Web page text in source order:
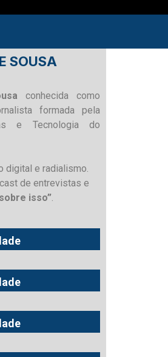
SOUSA
conhecida como
formada pela
e Tecnologia do
digital e radialismo.
de entrevistas e
isso”.